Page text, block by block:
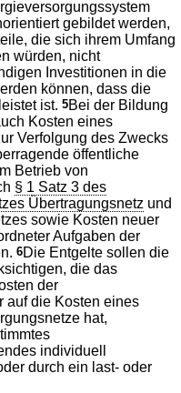
gebildet werden,
die sich ihrem Umfang
würden, nicht
Investitionen in die
können, dass die
ist.5Bei der Bildung
Kosten eines
Verfolgung des Zwecks
öffentliche
Betrieb von
§ 1 Satz 3 des
Übertragungsnetz und
sowie Kosten neuer
Aufgaben der
6Die Entgelte sollen die
die das
der
auf die Kosten eines
hat,
individuell
durch ein last- oder